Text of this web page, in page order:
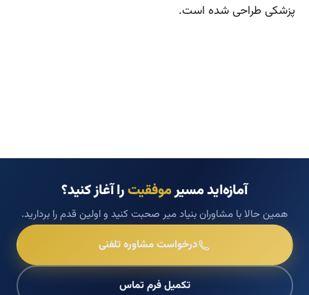
پزشکی طراحی شده است.
آمازه‌اید مسیرموفقیترا آغاز کنید؟
همین حالا با مشاوران بنیاد میر صحبت کنید و اولین قدم را بردارید.
درخواست مشاوره تلفنی
تکمیل فرم تماس